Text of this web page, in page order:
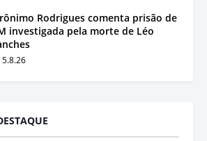
Rodrigues comenta prisão de
investigada pela morte de Léo
5.8.26